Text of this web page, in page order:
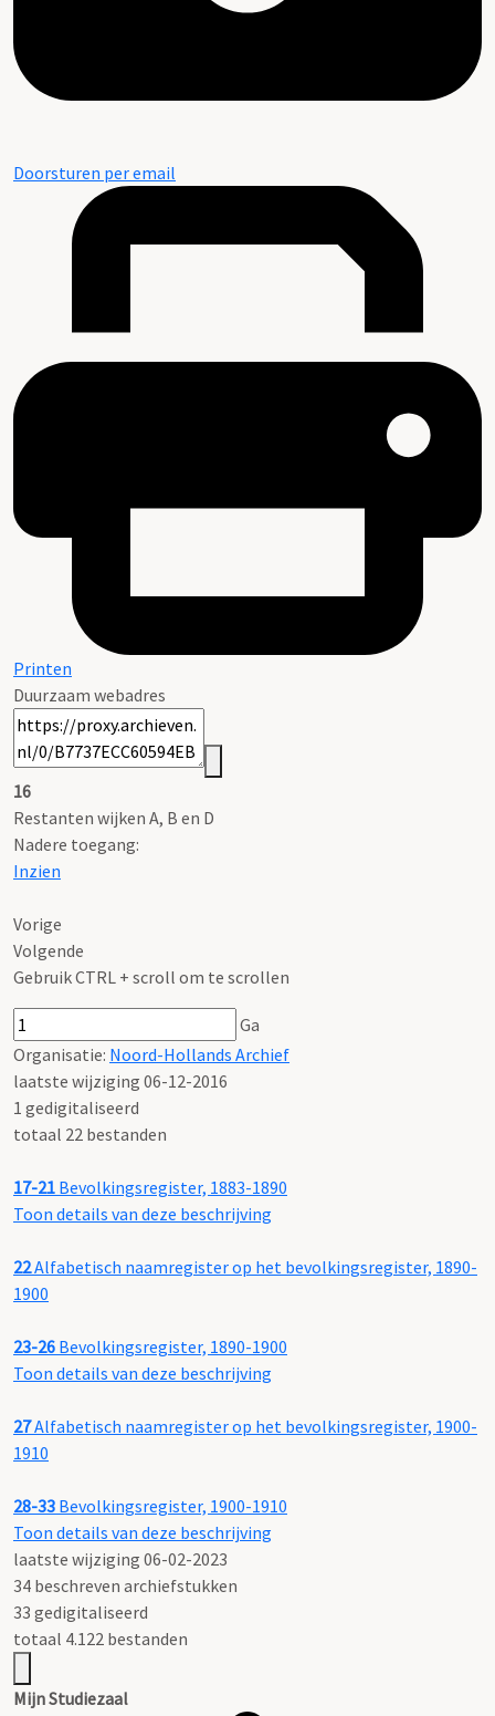
Doorsturen per email
Printen
Duurzaam webadres
16
Restanten wijken A, B en D
Nadere toegang:
Inzien
Vorige
Volgende
Gebruik CTRL + scroll om te scrollen
Ga
Organisatie: Noord-Hollands Archief
laatste wijziging 06-12-2016
1 gedigitaliseerd
totaal 22 bestanden
17-21 Bevolkingsregister, 1883-1890
Toon details van deze beschrijving
22Alfabetisch naamregister op het bevolkingsregister, 1890-
1900
23-26 Bevolkingsregister, 1890-1900
Toon details van deze beschrijving
27Alfabetisch naamregister op het bevolkingsregister, 1900-
1910
28-33 Bevolkingsregister, 1900-1910
Toon details van deze beschrijving
laatste wijziging 06-02-2023
34 beschreven archiefstukken
33 gedigitaliseerd
totaal 4.122 bestanden
Mijn Studiezaal